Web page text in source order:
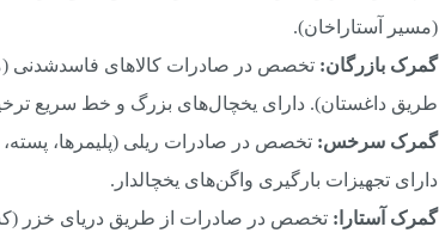
(مسیر آستاراخان).
گمرک بازرگان: تخصص در صادرات کالاهای فاسدشدنی
طریق داغستان). دارای یخچال‌های بزرگ و خط سریع
گمرک سرخس: تخصص در صادرات ریلی (پلیمرها، پسته،
دارای تجهیزات بارگیری واگن‌های یخچالدار.
گمرک آستارا: تخصص در صادرات از طریق دریای خزر